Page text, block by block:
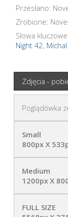
Przesłano:
Zrobione:
Słowa kluczowe
Night 42,
Zdjęcia -
Poglądówka
Small
800px X
Medium
1200px X
FULL SIZE